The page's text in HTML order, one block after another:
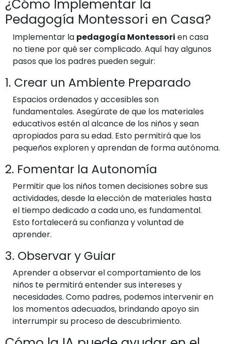
¿Cómo Implementar la
Pedagogía Montessori en Casa?
Implementar la pedagogía Montessori en casa
no tiene por qué ser complicado. Aquí hay algunos
pasos que los padres pueden seguir:
1. Crear un Ambiente Preparado
Espacios ordenados y accesibles son
fundamentales. Asegúrate de que los materiales
educativos estén al alcance de los niños y sean
apropiados para su edad. Esto permitirá que los
pequeños exploren y aprendan de forma autónoma.
2. Fomentar la Autonomía
Permitir que los niños tomen decisiones sobre sus
actividades, desde la elección de materiales hasta
el tiempo dedicado a cada uno, es fundamental.
Esto fortalecerá su confianza y voluntad de
aprender.
3. Observar y Guiar
Aprender a observar el comportamiento de los
niños te permitirá entender sus intereses y
necesidades. Como padres, podemos intervenir en
los momentos adecuados, brindando apoyo sin
interrumpir su proceso de descubrimiento.